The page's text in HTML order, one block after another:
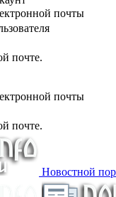
почты
почте.
почты
почте.
Новостной